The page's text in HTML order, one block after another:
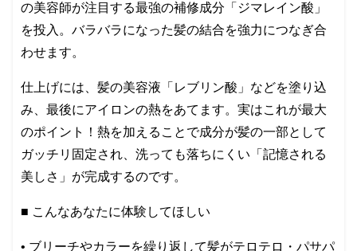
の美容師が注目する最強の補修成分「ジマレイン酸」
を投入。バラバラになった髪の結合を強力につなぎ合
わせます。
仕上げには、髪の美容液「レブリン酸」などを塗り込
み、最後にアイロンの熱をあてます。実はこれが最大
のポイント！熱を加えることで成分が髪の一部として
ガッチリ固定され、洗っても落ちにくい「記憶される
美しさ」が完成するのです。
■ こんなあなたに体験してほしい
• ブリーチやカラーを繰り返して髪がテロテロ・パサパ